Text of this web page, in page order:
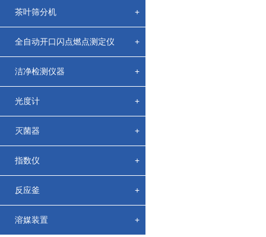
茶叶筛分机 +
全自动开口闪点燃点测定仪 +
洁净检测仪器 +
光度计 +
灭菌器 +
指数仪 +
反应釜 +
溶媒装置 +